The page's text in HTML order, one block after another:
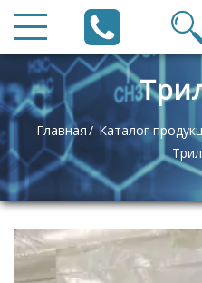
Главная Каталог